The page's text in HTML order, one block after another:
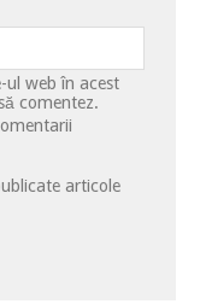
ul web în acest
comentez.
articole